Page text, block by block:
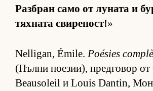
Раз­б­ран само от лу­ната и
тях­ната сви­ре­пост!»
Nelligan, Émile. Poésies
(Пълни по­е­зи­и), пред­го­вор от
Beausoleil и Louis Dantin,